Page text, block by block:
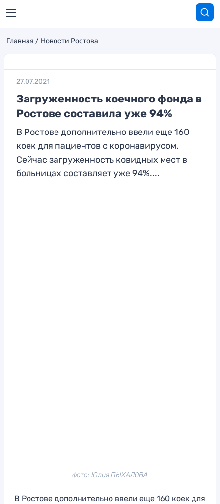
Главная Новости Ростова
27.07.2021
Загруженность коечного фонда в
Ростове составила уже 94%
В Ростове дополнительно ввели еще 160
коек для пациентов с коронавирусом.
Сейчас загруженность ковидных мест в
больницах составляет уже 94%....
фото: Юлия ПЫХАЛОВА
В Ростове дополнительно ввели еще 160 коек для